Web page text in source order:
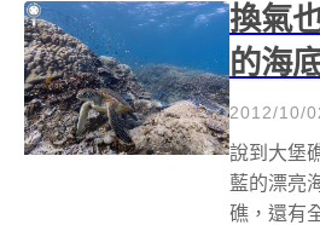
換氣
的海
2012/10/
說到大堡
藍的漂亮
礁，還有